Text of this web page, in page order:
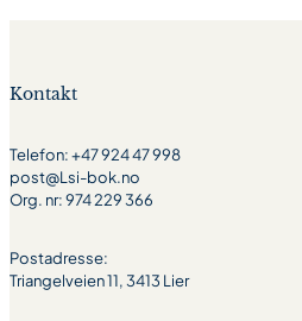
Kontakt
Telefon: +47 924 47 998
post@Lsi-bok.no
Org. nr: 974 229 366
Postadresse:
Triangelveien 11, 3413 Lier